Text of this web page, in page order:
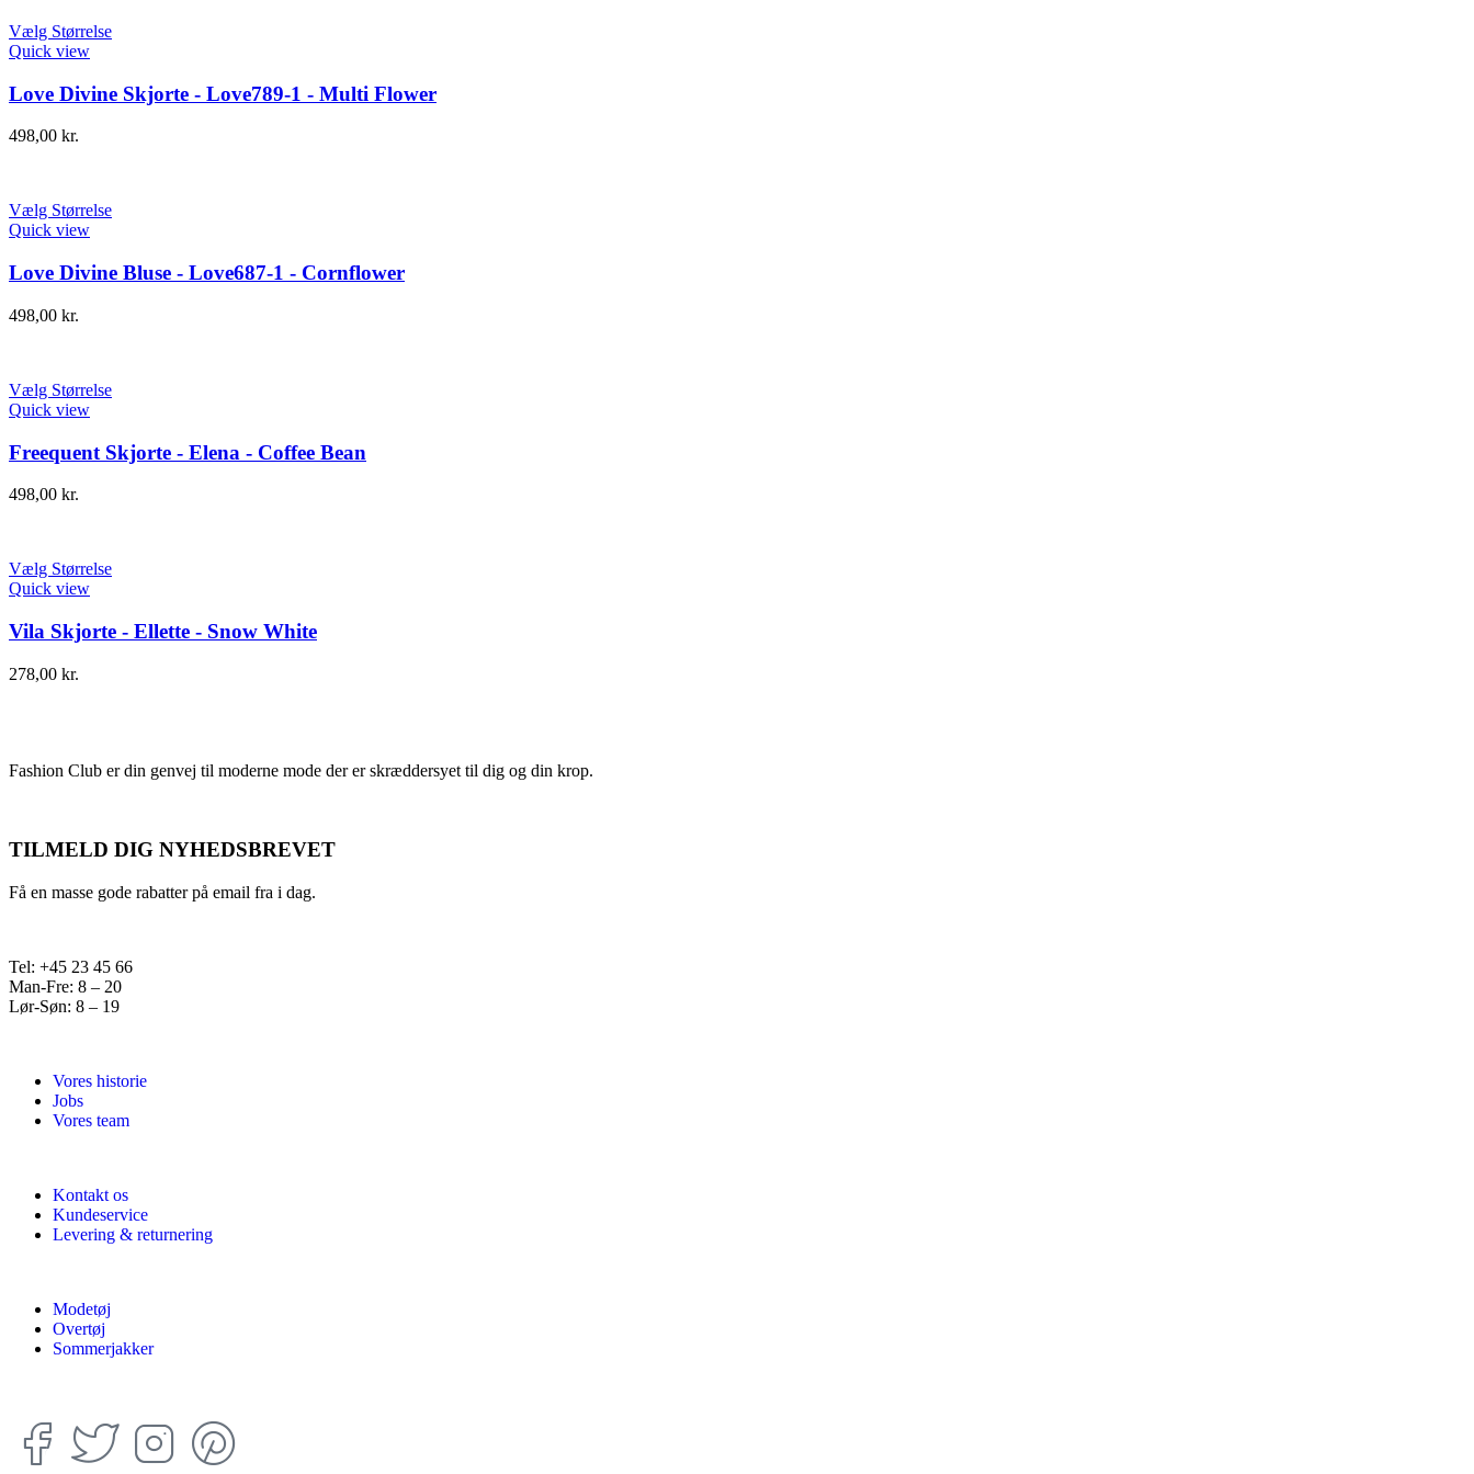
Vælg Størrelse
Quick view
Love Divine Skjorte - Love789-1 - Multi Flower
498,00 kr.
Vælg Størrelse
Quick view
Love Divine Bluse - Love687-1 - Cornflower
498,00 kr.
Vælg Størrelse
Quick view
Freequent Skjorte - Elena - Coffee Bean
498,00 kr.
Vælg Størrelse
Quick view
Vila Skjorte - Ellette - Snow White
278,00 kr.
Fashion Club er din genvej til moderne mode der er skræddersyet til dig og din krop.
TILMELD DIG NYHEDSBREVET
Få en masse gode rabatter på email fra i dag.
Tel: +45 23 45 66
Man-Fre: 8 – 20
Lør-Søn: 8 – 19
Vores historie
Jobs
Vores team
Kontakt os
Kundeservice
Levering & returnering
Modetøj
Overtøj
Sommerjakker